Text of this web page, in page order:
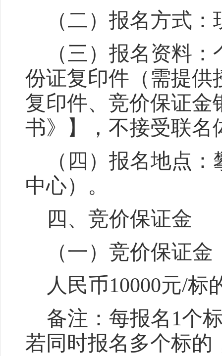
（二）报名方式
（三）报名资料：
份证复印件（需提供
复印件、竞价保证金
书》】
，不接受联
（四）报名地点：
中心） 。
四、竞价保证金
（一）竞价保证金
人民币10000元/标
备注：每报名 1个
若同时报名多个标的